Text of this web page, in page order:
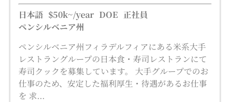
日本語 $50k~/year DOE 正社員
ペンシルベニア州
ペンシルベニア州フィラデルフィアにある米系大手
レストラングループの日本食・寿司レストランにて
寿司クックを募集しています。 大手グループでのお
仕事のため、安定した福利厚生・待遇があるお仕事
を 求...